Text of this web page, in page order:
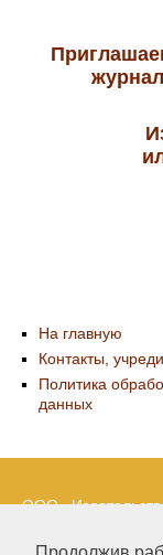
На главную
Контакты,
Политика
данных
ООО
LLC Материалы,